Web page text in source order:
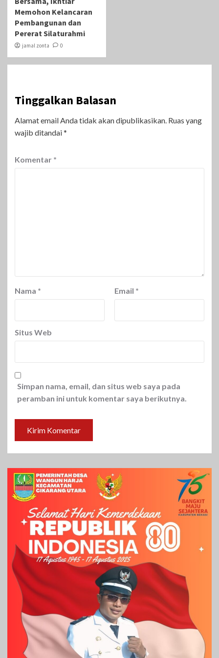
Memohon Kelancaran
Pembangunan dan
Pererat Silaturahmi
jamal zonta 0
Tinggalkan Balasan
Alamat email Anda tidak akan dipublikasikan. Ruas yang
wajib ditandai*
Komentar *
Nama * Email *
Situs Web
Simpan nama, email, dan situs web saya pada
peramban ini untuk komentar saya berikutnya.